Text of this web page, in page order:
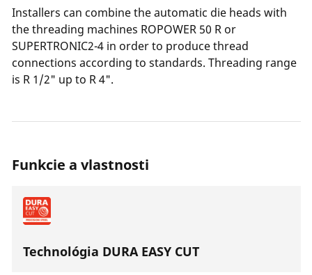
Installers can combine the automatic die heads with
the threading machines ROPOWER 50 R or
SUPERTRONIC2-4 in order to produce thread
connections according to standards. Threading range
is R 1/2" up to R 4".
Funkcie a vlastnosti
Technológia DURA EASY CUT